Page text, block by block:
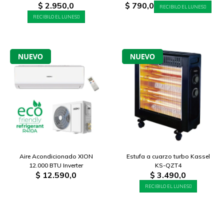
$ 2.950,0
RECIBILO EL LUNES
$ 790,0 RECIBILO EL LUNES
Aire Acondicionado XION
12.000 BTU Inverter
$ 12.590,0
Estufa a cuarzo turbo Kassel
KS-QZT4
$ 3.490,0
RECIBILO EL LUNES